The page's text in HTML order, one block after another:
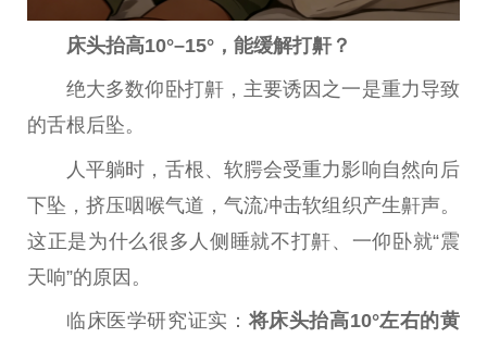
床头抬高10°–15°， 能缓解打鼾？
绝大多数仰卧打鼾，主要诱因之一是重力导致
的舌根后坠。
人平躺时，舌根、软腭会受重力影响自然向后
下坠，挤压咽喉气道，气流冲击软组织产生鼾声。
这正是为什么很多人侧睡就不打鼾、一仰卧就“震
天响”的原因。
临床医学研究证实： 将床头抬高10°左右的黄